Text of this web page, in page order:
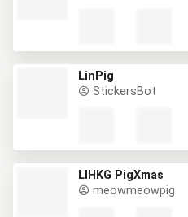
LinPig
StickersBot
LIHKG PigXmas
meowmeowpig